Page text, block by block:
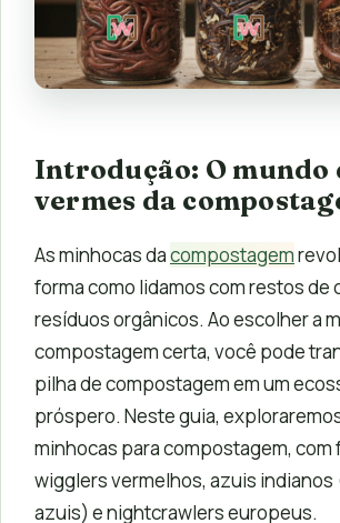
Introdução: O mundo
vermes da
As minhocas dacompostagem
forma como lidamos com restos de
resíduos orgânicos. Ao escolher a
compostagem certa, você pode
pilha de compostagem em um
próspero. Neste guia,
minhocas para compostagem, com
wigglers vermelhos, azuis indianos
azuis) e nightcrawlers europeus.